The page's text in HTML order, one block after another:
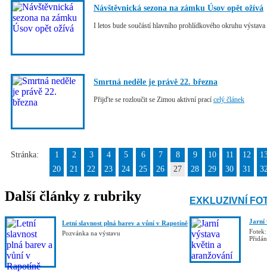
Návštěvnická sezona na zámku Úsov opět ožívá
I letos bude součástí hlavního prohlídkového okruhu
Smrtná neděle je právě 22. března
Přijďte se rozloučit se Zimou aktivní prací celý článek
Stránka: 1 2 3 4 5 6 7 8 9 10 11 12
20
21 22 23 24 25 26 27 28 29 30 31
Další články z rubriky
Letní slavnost plná barev a vůní v Rapotíně
Pozvánka na výstavu
EXKLUZIVNÍ
Jarní